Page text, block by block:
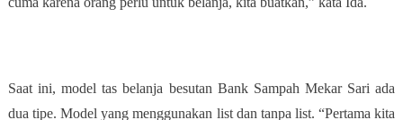
Saat ini, model tas belanja besutan Bank Sampah Mekar Sari ada
dua tipe. Model yang menggunakan list dan tanpa list. “Pertama kita